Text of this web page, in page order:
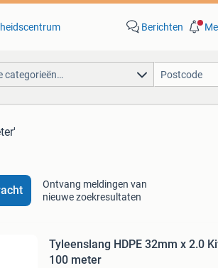
Berichten
categorieën…
Ontvang meldingen van
nieuwe zoekresultaten
Tyleenslang HDPE 32mm x 2.0
100 meter